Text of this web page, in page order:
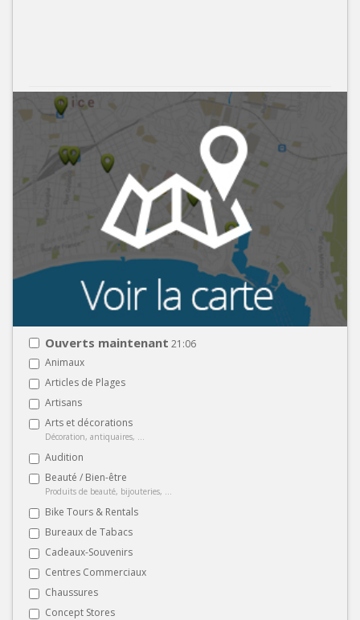
Ouverts maintenant 21:06
Animaux
Articles de Plages
Artisans
Arts et décorations
Décoration, antiquaires, ...
Audition
Beauté / Bien-être
Produits de beauté, bijouteries, ...
Bike Tours & Rentals
Bureaux de Tabacs
Cadeaux-Souvenirs
Centres Commerciaux
Chaussures
Concept Stores